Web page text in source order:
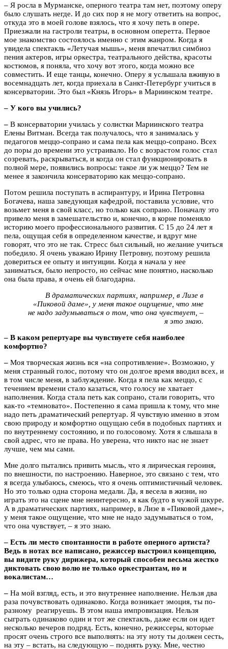
– Я росла в Мурманске, оперного театра там нет, поэтому оперу
было слушать негде. И до сих пор я не могу ответить на вопрос,
откуда это в моей голове взялось, что я хочу петь в опере.
Приезжали на гастроли театры, в основном оперетта. Первое
мое знакомство состоялось именно с этим жанром. Когда я
увидела спектакль «Летучая мышь», меня впечатлил симбиоз
пения актеров, игры оркестра, театрального действа, красоты
костюмов, я поняла, что хочу вот этого, когда можно все
совместить. И еще танцы, конечно. Оперу я услышала вживую в
восемнадцать лет, когда приехала в Санкт-Петербург учиться в
консерватории. Это был «Князь Игорь» в Мариинском театре.
– У кого вы учились?
– В консерватории училась у солистки Мариинского театра
Елены Витман. Всегда так получалось, что я занималась у
педагогов меццо-сопрано и сама пела как меццо-сопрано. Всех
до поры до времени это устраивало. Но с возрастом голос стал
созревать, раскрываться, и когда он стал функционировать в
полной мере, появились вопросы: такое ли уж меццо? Тем не
менее я закончила консерваторию как меццо-сопрано.
Потом решила поступать в аспирантуру, и Ирина Петровна
Богачева, наша заведующая кафедрой, поставила условие, что
возьмет меня в свой класс, но только как сопрано. Поначалу это
привело меня в замешательство и, конечно, в корне поменяло
историю моего профессионального развития. С 15 до 24 лет я
пела, ощущая себя в определенном качестве, и вдруг мне
говорят, что это не так. Стресс был сильный, но желание учиться
победило. Я очень уважаю Ирину Петровну, поэтому решила
довериться ее опыту и интуиции. Когда я начала у нее
заниматься, было непросто, но сейчас мне понятно, насколько
она была права, я очень ей благодарна.
В драматических партиях, например, в Лизе в
«Пиковой даме», у меня такое ощущение, что мне
не надо задумываться о том, что она чувствует, –
я это знаю.
– В каком репертуаре вы чувствуете себя наиболее
комфортно?
– Моя творческая жизнь вся «на сопротивление». Возможно, у
меня странный голос, потому что он долгое время вводил всех, и
в том числе меня, в заблуждение. Когда я пела как меццо, с
течением времени стало казаться, что голосу не хватает
наполнения. Когда стала петь как сопрано, стали говорить, что
как-то «темновато». Постепенно я сама пришла к тому, что мне
надо петь драматический репертуар. Я чувствую именно в этом
свою природу и комфортно ощущаю себя в подобных партиях и
по внутреннему состоянию, и по голосовому. Хотя я слышала в
свой адрес, что не права. Но уверена, что никто нас не знает
лучше, чем мы сами.
Мне долго пытались привить мысль, что я лирическая героиня,
по внешности, по настроению. Наверное, это связано с тем, что
я всегда улыбаюсь, смеюсь, что я очень оптимистичный человек.
Но это только одна сторона медали. Да, я весела в жизни, но
играть это на сцене мне неинтересно, я как будто в чужой шкуре.
А в драматических партиях, например, в Лизе в «Пиковой даме»,
у меня такое ощущение, что мне не надо задумываться о том,
что она чувствует, – я это знаю.
– Есть ли место спонтанности в работе оперного артиста?
Ведь в нотах все написано, режиссер выстроил концепцию,
вы видите руку дирижера, который способен весьма жестко
диктовать свою волю не только оркестрантам, но и
вокалистам…
– На мой взгляд, есть, и это внутреннее наполнение. Нельзя два
раза почувствовать одинаково. Когда возникает эмоция, ты по-
разному реагируешь. В этом наша импровизация. Нельзя
сыграть одинаково один и тот же спектакль, даже если он идет
несколько вечеров подряд. Есть, конечно, режиссеры, которые
просят очень строго все выполнять: на эту ноту ты должен сесть,
на эту – встать, на следующую – поднять руку. Мне, честно